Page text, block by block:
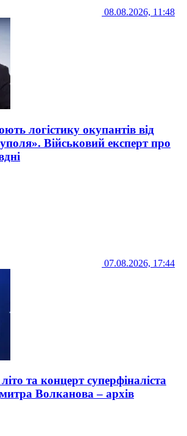
08.08.2026, 11:48
логістику окупантів від
Військовий експерт про
07.08.2026, 17:44
та концерт суперфіналіста
Волканова – архів